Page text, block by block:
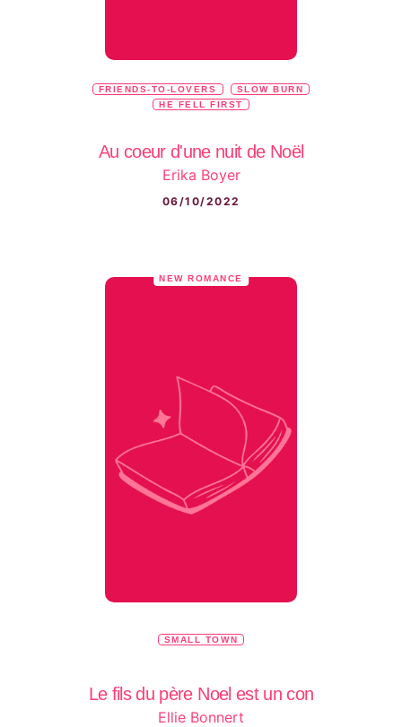
FRIENDS-TO-LOVERS
SLOW BURN
HE FELL FIRST
Au coeur d'une nuit de Noël
Erika Boyer
06/10/2022
NEW ROMANCE
SMALL TOWN
Le fils du père Noel est un con
Ellie Bonnert